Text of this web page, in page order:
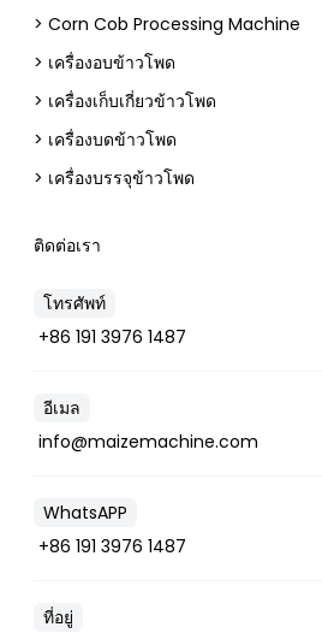
> Corn Cob Processing Machine
> เครื่องอบข้าวโพด
> เครื่องเก็บเกี่ยวข้าวโพด
> เครื่องบดข้าวโพด
> เครื่องบรรจุข้าวโพด
ติดต่อเรา
โทรศัพท์
+86 191 3976 1487
อีเมล
info@maizemachine.com
WhatsAPP
+86 191 3976 1487
ที่อยู่